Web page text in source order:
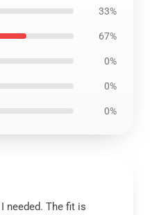
33%
67%
0%
0%
0%
needed. The fit is